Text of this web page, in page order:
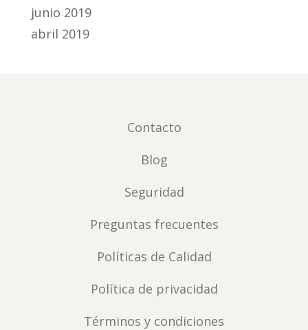
junio 2019
abril 2019
Contacto
Blog
Seguridad
Preguntas frecuentes
Políticas de Calidad
Política de privacidad
Términos y condiciones